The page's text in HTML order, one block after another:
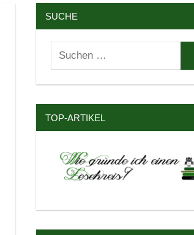
SUCHE
Suchen
nach:
TOP-ARTIKEL